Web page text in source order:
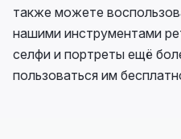
также можете
нашими инструментами
селфи и портреты ещё
пользоваться им